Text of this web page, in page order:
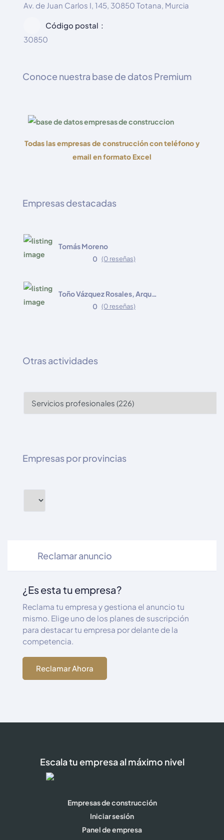
Av. de Juan Carlos I, 145, 30850 Totana, Murcia
Código postal
30850
Conoce nuestra base de datos Premium
Todas las empresas de construcción con teléfono y
email en formato Excel
Empresas destacadas
Tomás Moreno
0 (0 reseñas)
0 (0 reseñas)
Otras actividades
Empresas por provincias
Reclamar anuncio
¿Es esta tu empresa?
Reclama tu empresa y gestiona el anuncio tu
mismo. Elige uno de los planes de suscripción
para destacar tu empresa por delante de la
competencia.
Reclamar Ahora
Escala tu empresa al máximo nivel
Empresas de construcción
Iniciar sesión
Panel de empresa